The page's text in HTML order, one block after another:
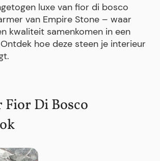
luxe van fior di bosco
van Empire Stone – waar
kwaliteit samenkomen in een
hoe deze steen je interieur
Fior Di Bosco